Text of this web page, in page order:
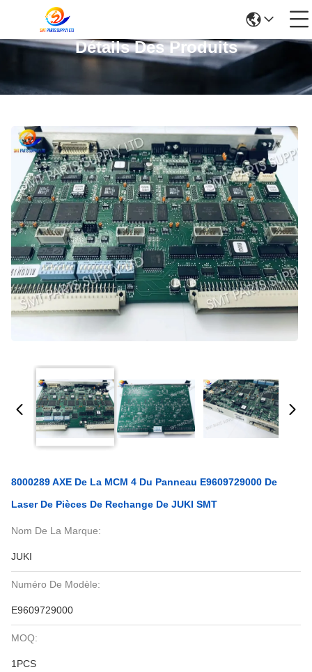
Détails Des Produits
8000289 AXE De La MCM 4 Du Panneau E9609729000 De
Laser De Pièces De Rechange De JUKI SMT
Nom De La Marque:
JUKI
Numéro De Modèle:
E9609729000
MOQ:
1PCS